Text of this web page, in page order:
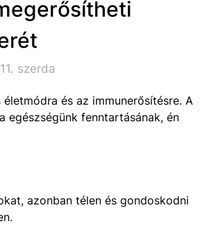
szerda
és az immunerősítésre. A
egészségünk fenntartásának, én
azonban télen és gondoskodni